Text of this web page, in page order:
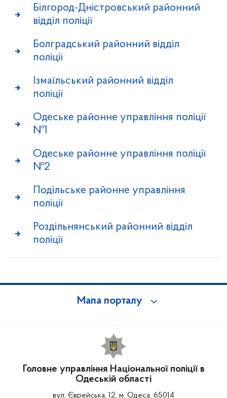
Білгород-Дністровський районний
відділ поліції
Болградський районний відділ
поліції
Ізмаїльський районний відділ
поліції
Одеське районне управління поліції
№1
Одеське районне управління поліції
№2
Подільське районне управління
поліції
Роздільнянський районний відділ
поліції
Мапа порталу
Головне управління Національної поліції в
Одеській області
вул. Єврейська, 12, м. Одеса, 65014